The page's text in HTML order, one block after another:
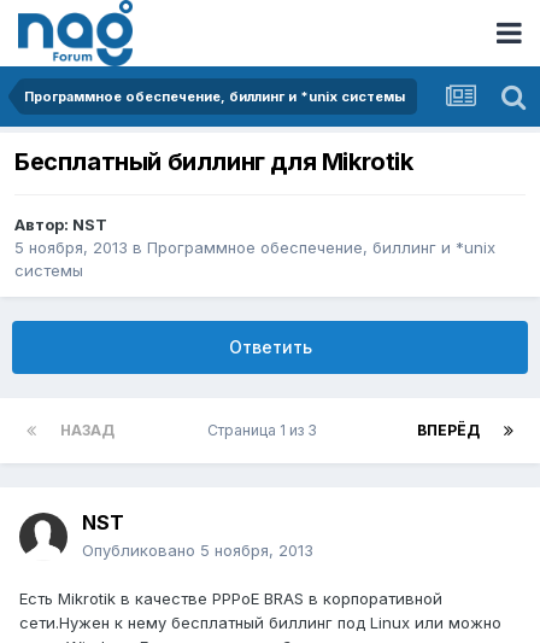
Программное обеспечение, биллинг и *unix системы
Бесплатный биллинг для Mikrotik
Автор: NST
5 ноября, 2013 в Программное обеспечение, биллинг и *unix
системы
Ответить
НАЗАД ВПЕРЁД
Страница 1 из 3
NST
Опубликовано 5 ноября, 2013
Есть Mikrotik в качестве PPPoE BRAS в корпоративной
сети.Нужен к нему бесплатный биллинг под Linux или можно